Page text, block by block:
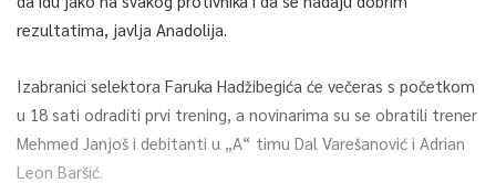
rezultatima, javlja Anadolija.
Izabranici selektora Faruka Hadžibegića će večeras s početkom
u 18 sati odraditi prvi trening, a novinarima su se obratili trener
Mehmed Janjoš i debitanti u „A“ timu Dal Varešanović i Adrian
Leon Baršić.